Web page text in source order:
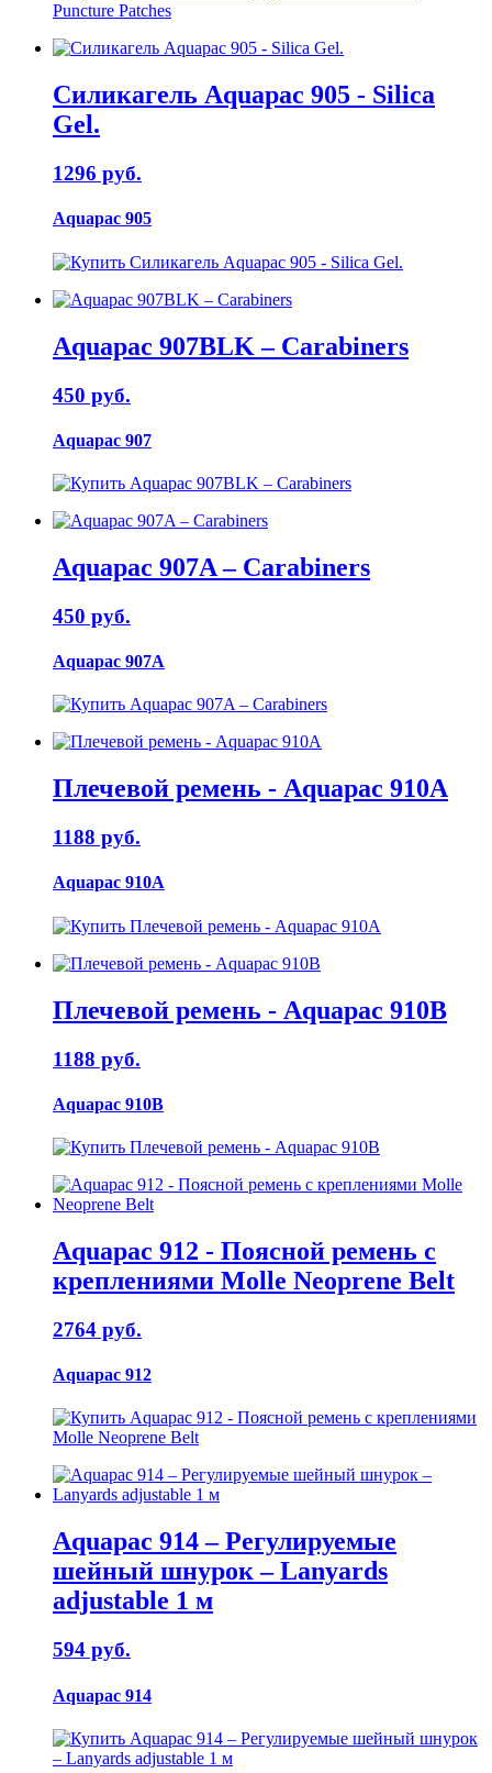
Силикагель Aquapac 905 - Silica
Gel.
1296 руб.
Aquapac 905
Aquapac 907BLK – Carabiners
450 руб.
Aquapac 907
Aquapac 907A – Carabiners
450 руб.
Aquapac 907A
Плечевой ремень - Aquapac 910A
1188 руб.
Aquapac 910A
Плечевой ремень - Aquapac 910B
1188 руб.
Aquapac 910B
Aquapac 912 - Поясной ремень с
креплениями Molle Neoprene Belt
2764 руб.
Aquapac 912
Aquapac 914 – Регулируемые
шейный шнурок – Lanyards
adjustable 1 м
594 руб.
Aquapac 914